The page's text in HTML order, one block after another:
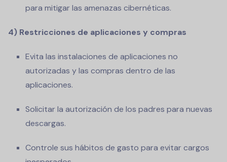
para mitigar las amenazas cibernéticas.
4) Restricciones de aplicaciones y compras
Evita las instalaciones de aplicaciones no
autorizadas y las compras dentro de las
aplicaciones.
Solicitar la autorización de los padres para nuevas
descargas.
Controle sus hábitos de gasto para evitar cargos